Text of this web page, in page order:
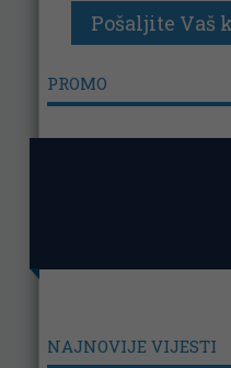
PROMO
NAJNOVIJE VIJESTI